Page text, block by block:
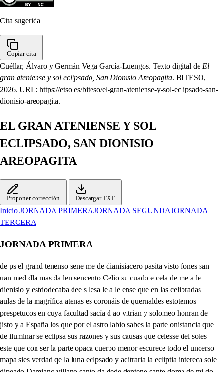
Cita sugerida
Copiar cita
Cuéllar, Álvaro y Germán Vega García-Luengos. Texto digital de El
gran ateniense y sol eclipsado, San Dionisio Areopagita. BITESO,
2026. URL: https://etso.es/biteso/el-gran-ateniense-y-sol-eclipsado-san-
dionisio-areopagita.
EL GRAN ATENIENSE Y SOL
ECLIPSADO, SAN DIONISIO
AREOPAGITA
Proponer corrección Descargar TXT
Inicio JORNADA PRIMERAJORNADA SEGUNDAJORNADA
TERCERA
JORNADA PRIMERA
de ps el grand tenenso sene me de dianisiacero pasita visto fones san uan med dla mas da len sencento Celio su cuado e cela de me a le dienisio y estdodecaba dee s lesa le a le ense que en las celibradas aulas de la magrífica atenas es coronáis de quernaldes estotemos prespetucos en cuya facultad sacía d ao vitrian y solomeo honran de jisto y a España los que por el astro labio sabes la parte onistancia que de iluminar se eclipsa sus razones y sus causas que celesse del soles este que con ser la parte opaca cuerpo menor escurece todo el uncerso mapa sies verdad qe la luna eclpsado y aditraria la ecliptia intereca sole dipeado Damiano villano santo da dede denteno santo doma de mi do deele vo frances d carto rástico hijo de lucela n toca al dan calara antes de esigno horbes d esta infinade estado puee que alan que ha de pites las estrelladas elcama como esposesible que fecio macede su cade que efecto pue sones sio canne de dede aesa pero maro quedareunt dioneno con e tan lre puco tener pondeeed desa vabdas decantas no has visto la blana lana queno se porque elevada desde el cultio al medod con ea cento queso atrana cual la pera comes de lanoo se ateelaa casas deastros plantaor sisnos daltai mina a lo poo derona e donde guntoblos dobluerpos sobre las castas espaldas del laro y ardunte hermano toda la luja nebata No sé si la madretenra tiene ofendida adiana pues para dejarla obscura por todo el orbese anestra Dian oscuudad es esta y te pueblas, son que las causa Alscerextraño sueeso algu malicia extraña alanta sonos cada de er donno unesa yas malostraddea tu patria eho soberano ingenio tlenea hena admirada tú que en la piloso pía tienes en el me fama y de los efrctos sabes los eclipses y las causas dmos lo que sientod de este cuyados cuudad es tanta que en la cueva vlandee debio de entrar aburtalla Apenas es medio día ya por los montes baja sobre el carro de la roche la minardese enlutada ¿Qué es esto diomorio. ponecueto y se disfrata e sus lorosadue las porda duvas agranca o la machina del mundo y se deshace r asaba o el Dios de Naturaleza muere prae causa disparam pufirosa nea de dicele como co eno fieado y a los lados llorandos Juan limaría y la más dacena Yo mia haeia te usales donde parece que paran estas tineblas obscuras del solobscuro causadas y site reveetumos en esta srustreas casa y pues se entustezceldía dejemos la aligre cala yari de entraun alperas iinvestiguemos las causas de este extavidón eclepse entremos a imvestisarla u dino y en esta nsora tenebrosoy tuste día de cano que a tu muerto Dios adoras ay en la vuedel demava con negras lágumas lloras Bien paleces que agradeces la luz con que te vistió y que terella me veces Pues alsigo que muro el muere ite te escurecis Mortabes por quien yvale yal mssevaror a Dios ¿Qué dirás de esl que os orace sino que padees Dios oque el mundo se desegue virvojo Juan ocia sijo e madremaba Vus reces esto que veer mi ojos Vuserla luzque solra oar tinuebla yenso en caudad y alegría Esta es aquella palabra palabra que fue al puncipio queesta en Diose temano pues ella misma es dios mismo por quien a la misma es de Dios como Dios un edo Yo das la vcora se traieón y nada sin el sefio lo que en el sehico es vida porque en efecto es nos vivo es vidas sul de los hombres dada para luzal oilo entre la mieras tiniebla la presacible lulquedig quel que sonregias ellas mas no le han compresertido es el que invidala ti un ombre que fue prodigio que se llanajuna nombre para que yo estime plrmo y aun que ti era lacer de noca lulantes veno paca somi darte de la luz y sol maresto Claro sol luz vudadva que a todo hon be alumlealques poque empando en el m ni tayoiee en su peligroo qu mel de sel mundo estaba donde a ser buralde vino el moro le conoce siendo el mino que le vieo Vájose a su mima donde cmmo adverédito no se reaben los suyos porque no le harconocido yelos que le neciberon yacompo su infinito do de desejor de dios que es darles su podermimo su podeles dio y son ello los que ho habiéndole sendo Nacielon de Dios en Dios y no de sus apenitos finalmente rugensanta esse ya la idenolivio, es el que en vuestras entraña sulo vero comlete viviendo enhrerosstos su gloria infinta vimo en el alto favor donde el padre la llamo sojo si en a cona de las que lubes la tromo esobraba y ues vida como muerta yoi elta voz y saalturo viosuble de baudreita in su permosura como l calvario hanocido tanta pl eatanta pena y de aquel glorficado heero dado enlacera veolmonscen sangientad ungende jusudesrél nacisfme en la finta nada a mi verdad implica porque el alvano en san puerta como sel fabir eonfiea per des dso Ei hay madre sagrada porquien tanyoso fu Toto es la cuelpesada que esa verdad es en mí verdad de perimortada pues hallano me pres a una crueldad senejarte No hay nadie quenolammente piedra que no se quetanto un flor que no sersan guente y como a mi malme loca este subecos tan bravo ponendo a la culla voco por la cabiza delllavo bajo la sangre a la loca o ha de saber vos mejos slo que sentiro mi corazón amador pues prun huno verta en mi vesia sangre amor y como estáis bel faalleno querer que el mer os llame faca contra veneno poco de osda quedéname propuo san su biero ajeno mas pue que agravio venguza solobscuro muerta luz un herrondo os alcanza primero preno de cuiz y luego vieno delanta fuero al cazarcenado y porque al pueblo de visto os conquiste habéis quedad con el laco maniruto con la lanza aventanado más fortaleza divina sieltrabuco de la muerte Amuegalo os inclura caiga en él el flaco fuerte que mu amor sea muyora y so no al holmo la piedra erla laran mis brazos que, aunque y su celos despiedia cacistan suppedajos que no hecis, aunque sois piedia vuestras lagunas, señora, y es sospies aventanados mi alma aFligidallera Peocadora tn peczados no públicaelcadora Mirad si son los pues villos estoy que la bastorvos y limpad los sisonellos con trarán yo tal decios vuestros humanos cabellos estos vuyensantaso los cantorme que save con agua del corazón cuando avesentida enre dade murmro simón vuenmade se llo. hejo juan que hizos tandferentes ycos ymi ventuaos dar adcalivio a las vivers de ese duven ordan de vuestros ojose tanto que mi maestro se entiera igo que dejes elllanto que puea voces latuna este susesoro sano i en eso licuelo que deco Yo sepabarimanía nos da un monun nuevo yanos vesi tuye el día la luz y sus rays fuco a las tiueblas ardad puerto a la luz que ofendían su poco sucuso agurado que bunse compadecían Dios muerto y soleclipsado cubres la apoienga aluo onso austo ptrones de casa no públicaelcadora Mirad si son los pues villos Tubase sol la noce re apueso y los montes más paramos deluto y limpad los sisonellos con trarán yo tal decios vuestros humanos cabellos estos vuyensantaso arras tan faldayor la tuera obslura los cantorme que save meja la luz almen su tubajo las plantas llora tuste mi ragura dade murmro simón la capatuste que le dio pustida Dio yanesa año prodigio que seva vocar de ento a masma imanna eesa ferio a us do as cuema onstas que hizos tandferentes ycos ymi ventuaos dar dent a la gabia a la mesana adcalivio a las vivers alguna nave perdida que mi maestro se entiera igo que dejes elllanto que puea voces latuna Escupe el cancir presa y ventuto i en eso licuelo que deco Yo sepabarimanía nos da un monun nuevo yanos vesi tuye el día negro venero que en tinieblas vuelve la luz y sus rays fuco a las tiueblas ardad puerto a la luz que ofendían su poco sucuso agurado que bunse compadecían Dios muerto y soleclipsado cubres la apoienga aluo onso austo ptrones de casa O muere Dios qe el inse resuelve parece que agraviado el día de tantados curedad yo alostumbrada vuelve a la poce tenebros artua que aunque es la negra confusion pasada cuando lo más alegus entustece o se deshace el mundo o Dios padece cortalas velas enfu estas oloca cobricia humana, cuantas inquietu desquestas el puerto dentro semete atala bela nompida Amaina amaina grumete que el querto a quienid convida atenases la deposa en letras y armas esella podrá la vista enfadosa mientra del cansamos vella que el puel met facela si en a cona de las detao. salen te cao y lelio a adiosas aceras pisamos las tuieras celebradas y por supata Dachcos sabios ocupadas donde mi madre roma n muros vence me el vuestomo que heco del navio ma manastra la fual firtura quedose enun baja donde ay fueva fueren algío a quelllusaliia alla quebro se que el si vedros fuera dio rejos no con romanos no soy dionso summ atenas seAdoses soberanos sr que detemendady que de pena nos tenéis aos condivas en estalaguas nunca conocidas encudad a sido Romanos, si lo sois haber llegado al puerto no vencid temido siempre y fuerea conquestad de esta vudar famosa Mansa al gumilde al bravio risa fereventuroso ateniense que de tu patria la almnas mira silo es que el cielo prense eaadespues de tatasiras ferbo de la cuel forjura no tengo en mpesda culpa algul en varquejala Franca la cel don deel señreu Breven por su lade importancia salen te cao y lelio a a Roma mi servicio me ha enviado por presidente de ella pisamos las tuieras celebradas y por supata surbose el enemigo del gu manolinase el mar astado n muros vence me el vuestomo si no me entiendo dies navo el abismo el sol que doeclipsa tando que andía ma manastra la fual firtura obscura y tustendese parecia donde ay fueva fueren algío hola yviento herian delro. alla quebro se que el si vedros fuera en las puntas sovenbias de las rojos no soy dionso summ atenas hoy tan altas subran que aves celeste imaunas focas que unas questras volabat que detemendady que de pena y en los trbados aqu semollas en estalaguas nunca conocidas En fincano esevimos Romanos, si lo sois haber llegado contra nuestra eseranza a presunada temido siempre y fuerea conquestad cinconaue perdimos y está que veis al puerto aunque cascado Mansa al gumilde al bravio risa nos ha llegado a astichas que de tu patria la almnas mira pobres de lo dipero no depeas también el mar sentía eaadespues de tatasiras ferbo no tengo en mpesda culpa a